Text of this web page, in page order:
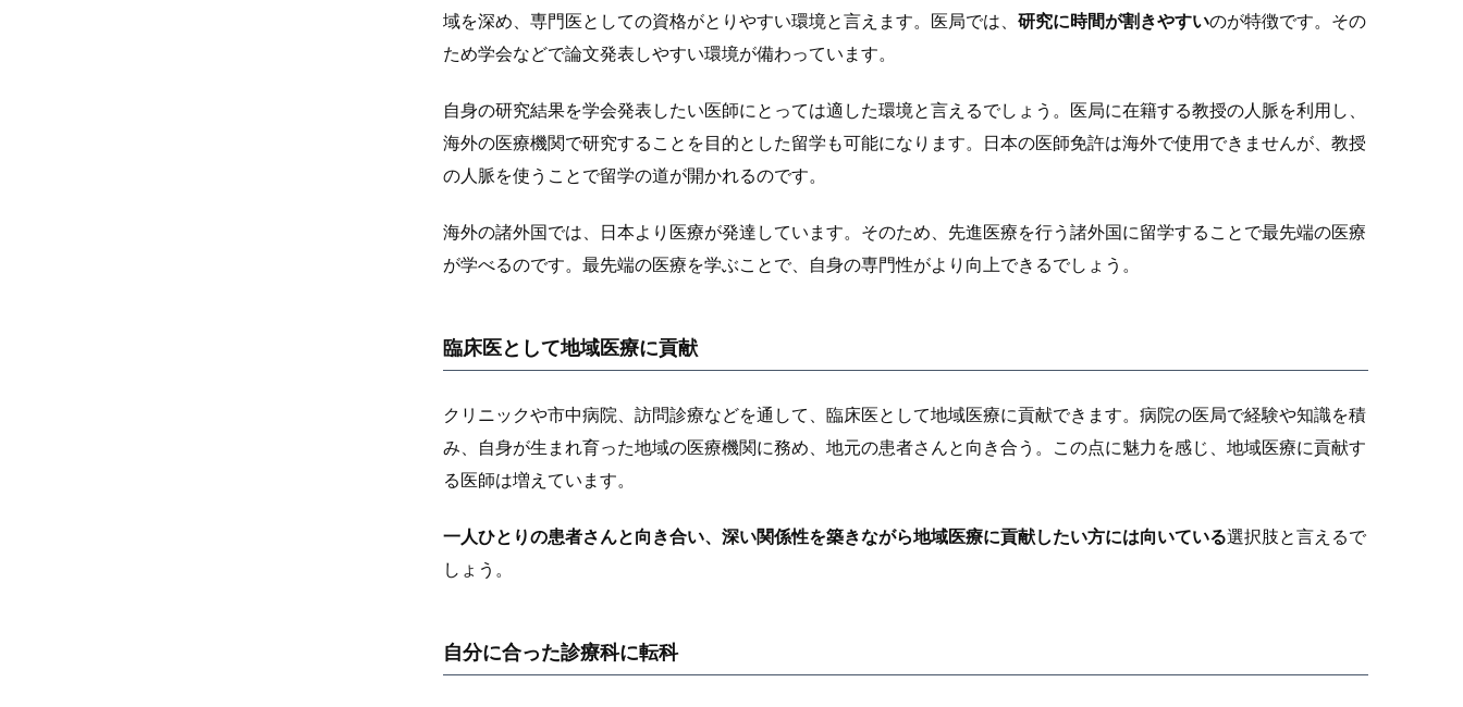
域を深め、専門医としての資格がとりやすい環境と言えます。医局では、 研究に時間が割きやすいのが特徴です。その
ため学会などで論文発表しやすい環境が備わっています。
自身の研究結果を学会発表したい医師にとっては適した環境と言えるでしょう。医局に在籍する教授の人脈を利用し、
海外の医療機関で研究することを目的とした留学も可能になります。日本の医師免許は海外で使用できませんが、教授
の人脈を使うことで留学の道が開かれるのです。
海外の諸外国では、日本より医療が発達しています。そのため、先進医療を行う諸外国に留学することで最先端の医療
が学べるのです。最先端の医療を学ぶことで、自身の専門性がより向上できるでしょう。
臨床医として地域医療に貢献
クリニックや市中病院、訪問診療などを通して、臨床医として地域医療に貢献できます。病院の医局で経験や知識を積
み、自身が生まれ育った地域の医療機関に務め、地元の患者さんと向き合う。この点に魅力を感じ、地域医療に貢献す
る医師は増えています。
一人ひとりの患者さんと向き合い、深い関係性を築きながら地域医療に貢献したい方には向いている選択肢と言えるで
しょう。
自分に合った診療科に転科